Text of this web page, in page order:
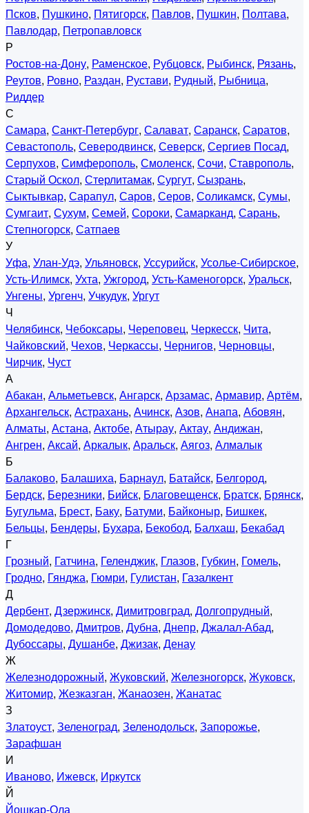
Псков, Пушкино, Пятигорск, Павлов, Пушкин, Полтава,
Павлодар, Петропавловск
Р
Ростов-на-Дону, Раменское, Рубцовск, Рыбинск, Рязань,
Реутов, Ровно, Раздан, Рустави, Рудный, Рыбница,
Риддер
С
Самара, Санкт-Петербург, Салават, Саранск, Саратов,
Севастополь, Северодвинск, Северск, Сергиев Посад,
Серпухов, Симферополь, Смоленск, Сочи, Ставрополь,
Старый Оскол, Стерлитамак, Сургут, Сызрань,
Сыктывкар, Сарапул, Саров, Серов, Соликамск, Сумы,
Сумгаит, Сухум, Семей, Сороки, Самарканд, Сарань,
Степногорск, Сатпаев
У
Уфа, Улан-Удэ, Ульяновск, Уссурийск, Усолье-Сибирское,
Усть-Илимск, Ухта, Ужгород, Усть-Каменогорск, Уральск,
Унгены, Ургенч, Учкудук, Ургут
Ч
Челябинск, Чебоксары, Череповец, Черкесск, Чита,
Чайковский, Чехов, Черкассы, Чернигов, Черновцы,
Чирчик, Чуст
А
Абакан, Альметьевск, Ангарск, Арзамас, Армавир, Артём,
Архангельск, Астрахань, Ачинск, Азов, Анапа, Абовян,
Алматы, Астана, Актобе, Атырау, Актау, Андижан,
Ангрен, Аксай, Аркалык, Аральск, Аягоз, Алмалык
Б
Балаково, Балашиха, Барнаул, Батайск, Белгород,
Бердск, Березники, Бийск, Благовещенск, Братск, Брянск,
Бугульма, Брест, Баку, Батуми, Байконыр, Бишкек,
Бельцы, Бендеры, Бухара, Бекобод, Балхаш, Бекабад
Г
Грозный, Гатчина, Геленджик, Глазов, Губкин, Гомель,
Гродно, Гянджа, Гюмри, Гулистан, Газалкент
Д
Дербент, Дзержинск, Димитровград, Долгопрудный,
Домодедово, Дмитров, Дубна, Днепр, Джалал-Абад,
Дубоссары, Душанбе, Джизак, Денау
Ж
Железнодорожный, Жуковский, Железногорск, Жуковск,
Житомир, Жезказган, Жанаозен, Жанатас
З
Златоуст, Зеленоград, Зеленодольск, Запорожье,
Зарафшан
И
Иваново, Ижевск, Иркутск
Й
Йошкар-Ола